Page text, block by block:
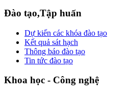
Đào tạo,Tập huấn
Dự kiến các khóa đào tạo
Kết quả sát hạch
Thông báo đào tạo
Tin tức đào tạo
Khoa học - Công nghệ